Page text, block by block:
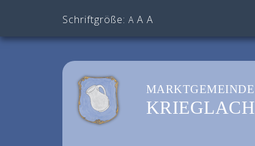
Schriftgröße: A A A
MARKTGEMEINDE
KRIEGLACH